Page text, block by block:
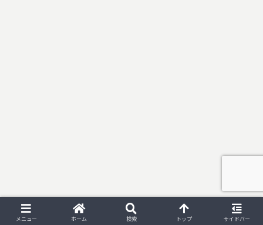
メニュー ホーム 検索 トップ サイドバー